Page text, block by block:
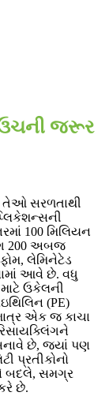
જરૂર
તેઓ સરળતાથી
100 મિલિયન
200 અબજ
ફોમ, લેમિનેટેડ
આવે છે. વધુ
માટે ઉકેલની
(PE)
એક જ કાચા
છે, જ્યાં પણ
પ્રતીકોનો
બદલે, સમગ્ર
છે.